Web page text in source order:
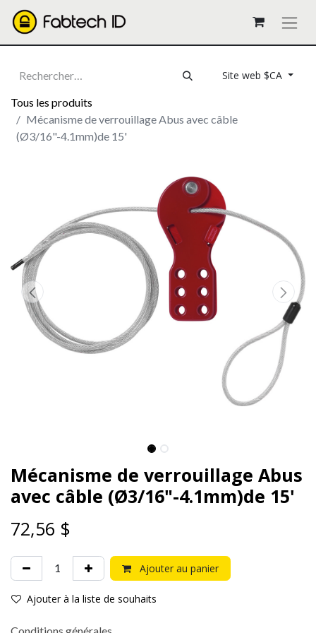
Site web $CA
Tous les produits
Mécanisme de verrouillage Abus avec câble
(Ø3/16"-4.1mm)de 15'
Mécanisme de verrouillage Abus
avec câble (Ø3/16"-4.1mm)de 15'
72,56 $
Ajouter au panier
Ajouter à la liste de souhaits
Conditions générales